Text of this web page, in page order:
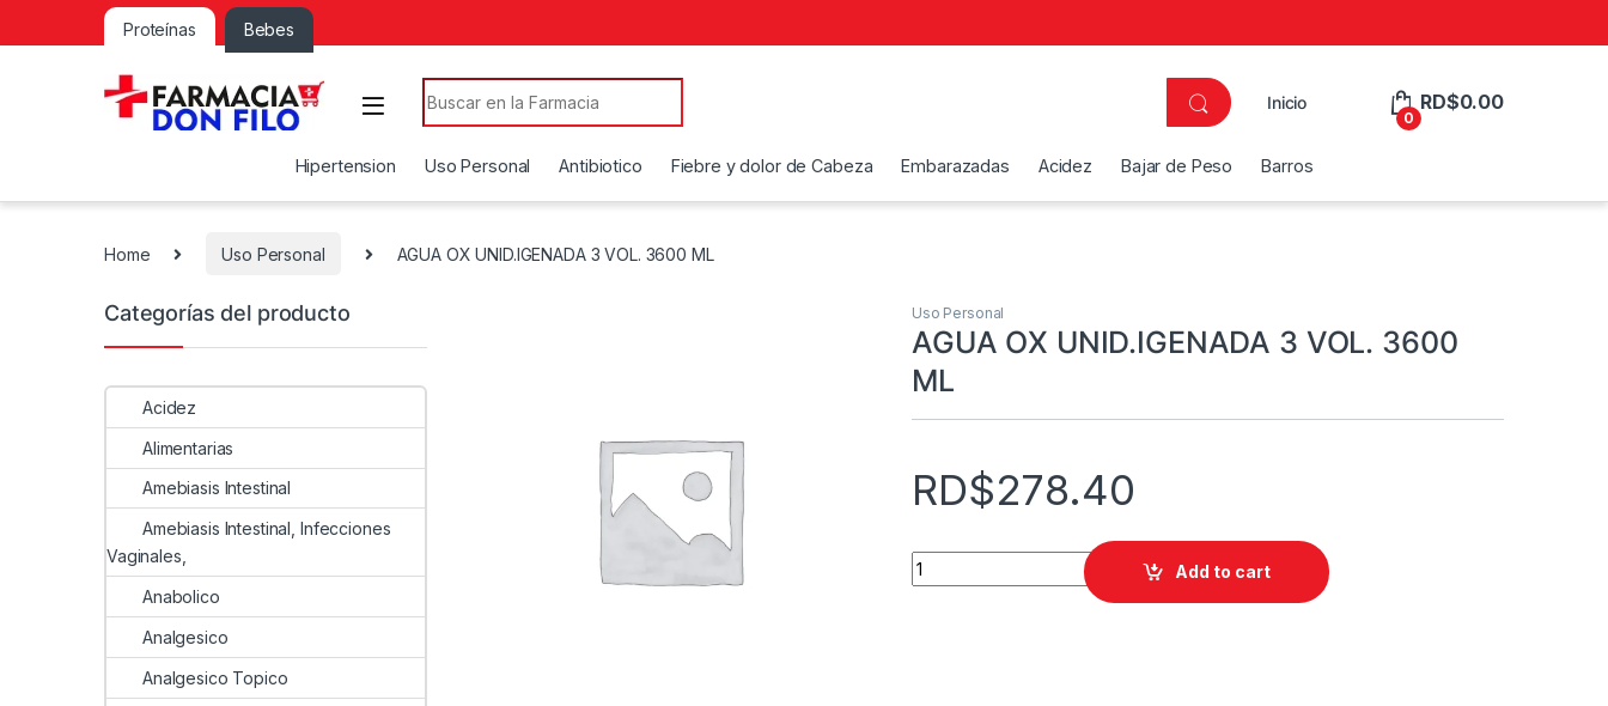
Proteínas Bebes
Search for:
Inicio
0
RD$0.00
Hipertension Uso Personal Antibiotico Fiebre y dolor de Cabeza Embarazadas Acidez Bajar de Peso Barros
Home Uso Personal AGUA OX UNID.IGENADA 3 VOL. 3600 ML
Uso Personal
AGUA OX UNID.IGENADA 3 VOL. 3600
ML
RD$278.40
AGUA OX UNID.IGENADA 3 VOL. 3600 ML quantity
Add to cart
Categorías del producto
Acidez
Alimentarias
Amebiasis Intestinal
Amebiasis Intestinal, Infecciones
Vaginales,
Anabolico
Analgesico
Analgesico Topico